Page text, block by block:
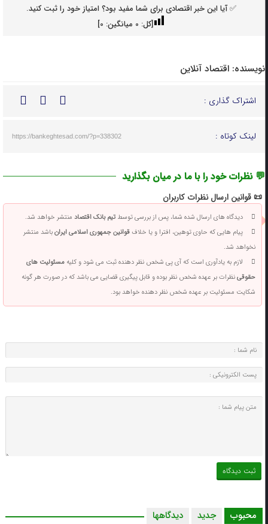
✅ آیا این خبر اقتصادی برای شما مفید بود؟ امتیاز خود را ثبت کنید.
[کل: 0میانگین: 0
]
نویسنده: اقتصاد آنلاین
اشتراک گذاری :
لینک کوتاه : https://bankeghtesad.com/?p=338302
💬 نظرات خود را با ما در میان بگذارید
📜 قوانین ارسال نظرات کاربران
دیدگاه های ارسال شده شما، پس از بررسی توسطتیم بانک اقتصادمنتشر خواهد شد.
پیام هایی که حاوی توهین، افترا و یا خلافقوانین جمهوری اسلامی ایرانباشد منتشر
نخواهد شد.
لازم به یادآوری است که آی پی شخص نظر دهنده ثبت می شود و کلیهمسئولیت های
حقوقینظرات بر عهده شخص نظر بوده و قابل پیگیری قضایی می باشد که در صورت هر گونه
شکایت مسئولیت بر عهده شخص نظر دهنده خواهد بود.
محبوب جدید دیدگاهها